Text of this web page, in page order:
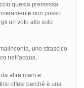
questa premessa
non posso
un voto alto solo
uno strascico
nell'acqua.
altre mani e
offesi perché è una